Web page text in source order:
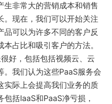
生非常大的营销成本和销售
。现在，我们可以开始关注
品可以为许多不同的客户反
占比和吸引客户的方法。
好，包括包括视频云、云
。我们认为这些PaaS服务会
实际上会提高我们业务的质
括IaaS和PaaS净亏损，